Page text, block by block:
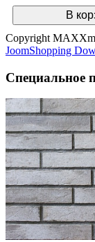
Copyright
JoomShopping
Специальное